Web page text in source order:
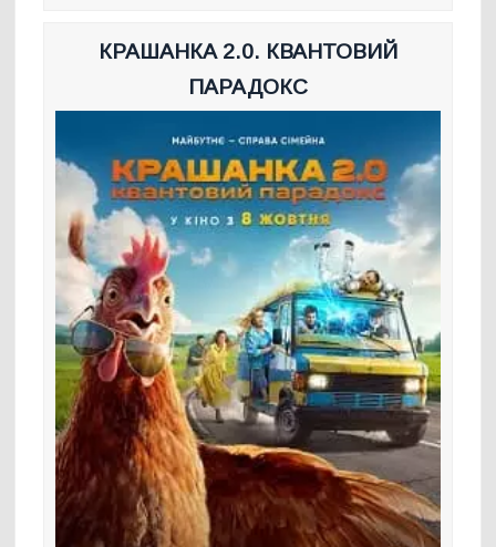
КРАШАНКА 2.0. КВАНТОВИЙ
ПАРАДОКС